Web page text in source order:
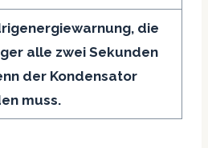
die
alle zwei Sekunden
der Kondensator
muss.